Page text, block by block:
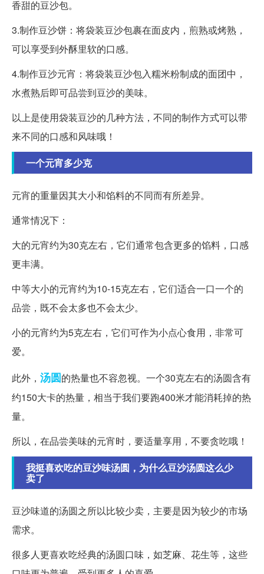
香甜的豆沙包。
3.制作豆沙饼：将袋装豆沙包裹在面皮内，煎熟或烤熟，
可以享受到外酥里软的口感。
4.制作豆沙元宵：将袋装豆沙包入糯米粉制成的面团中，
水煮熟后即可品尝到豆沙的美味。
以上是使用袋装豆沙的几种方法，不同的制作方式可以带
来不同的口感和风味哦！
一个元宵多少克
元宵的重量因其大小和馅料的不同而有所差异。
通常情况下：
大的元宵约为30克左右，它们通常包含更多的馅料，口感
更丰满。
中等大小的元宵约为10-15克左右，它们适合一口一个的
品尝，既不会太多也不会太少。
小的元宵约为5克左右，它们可作为小点心食用，非常可
爱。
此外， 汤圆的热量也不容忽视。一个30克左右的汤圆含有
约150大卡的热量，相当于我们要跑400米才能消耗掉的热
量。
所以，在品尝美味的元宵时，要适量享用，不要贪吃哦！
我挺喜欢吃的豆沙味汤圆，为什么豆沙汤圆这么少
卖了
豆沙味道的汤圆之所以比较少卖，主要是因为较少的市场
需求。
很多人更喜欢吃经典的汤圆口味，如芝麻、花生等，这些